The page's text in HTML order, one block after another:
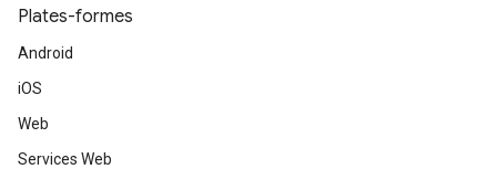
Plates-formes
Android
iOS
Web
Services Web